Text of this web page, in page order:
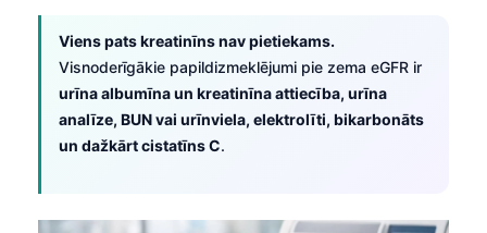
Viens pats kreatinīns nav pietiekams.
Visnoderīgākie papildizmeklējumi pie zema eGFR ir
urīna albumīna un kreatinīna attiecība, urīna
analīze, BUN vai urīnviela, elektrolīti, bikarbonāts
un dažkārt cistatīns C.